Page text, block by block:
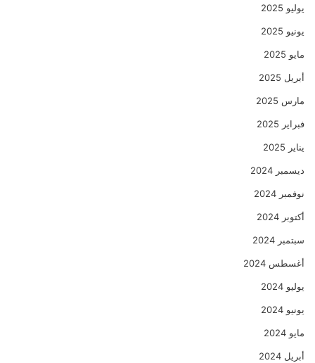
يوليو 2025
يونيو 2025
مايو 2025
أبريل 2025
مارس 2025
فبراير 2025
يناير 2025
ديسمبر 2024
نوفمبر 2024
أكتوبر 2024
سبتمبر 2024
أغسطس 2024
يوليو 2024
يونيو 2024
مايو 2024
أبريل 2024